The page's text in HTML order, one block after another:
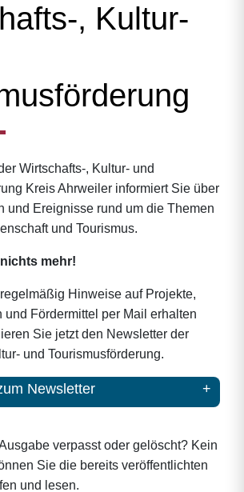
, Kultur-
Wirtschafts-, Kultur- und
Kreis Ahrweiler informiert Sie über
und Ereignisse rund um die Themen
und Tourismus.
mehr!
Hinweise auf Projekte,
und Fördermittel per Mail erhalten
Sie jetzt den Newsletter der
und Tourismusförderung.
Newsletter
verpasst oder gelöscht? Kein
Sie die bereits veröffentlichten
und lesen.